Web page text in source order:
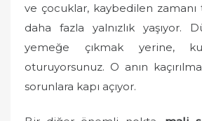
ve çocuklar, kaybedilen
daha fazla yalnızlık yaşıyor.
yemeğe çıkmak yerine,
oturuyorsunuz. O anın
sorunlara kapı açıyor.